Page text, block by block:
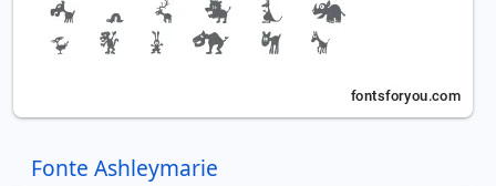
Fonte Ashleymarie